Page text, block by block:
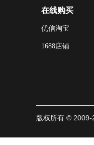
在线购买
优信淘宝
1688店铺
版权所有 © 2009-